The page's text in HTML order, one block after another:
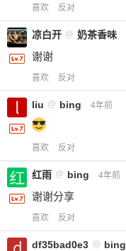
喜欢 反对
凉白开 @ 奶茶香味
谢谢
喜欢 反对
liu @ bing 4年前
喜欢 反对
红雨 @ bing 4年前
谢谢分享
喜欢 反对
df35bad0e3 @ bing